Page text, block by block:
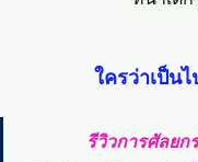
ใครว่าเป็น
รีวิวการศัลยก